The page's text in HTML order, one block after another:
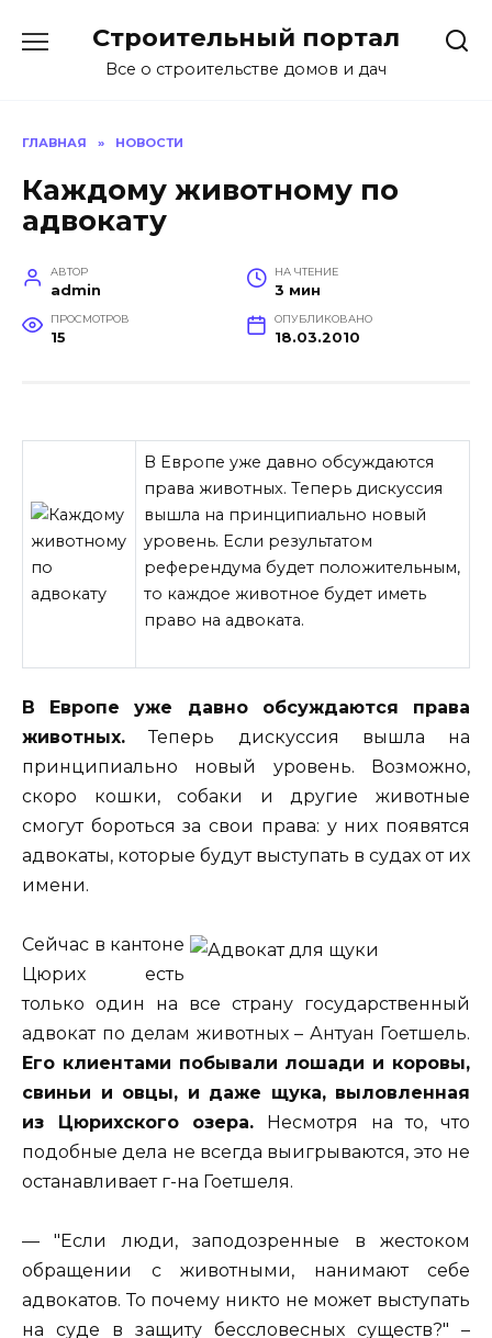
содержанию
Строительный портал
Все о строительстве домов и дач
ГЛАВНАЯ » НОВОСТИ
Каждому животному по
адвокату
АВТОР
admin
НА ЧТЕНИЕ
3 мин
ПРОСМОТРОВ
15
ОПУБЛИКОВАНО
18.03.2010
В Европе уже давно обсуждаются
права животных. Теперь дискуссия
вышла на принципиально новый
уровень. Если результатом
референдума будет положительным,
то каждое животное будет иметь
право на адвоката.
В Европе уже давно обсуждаются права
животных. Теперь дискуссия вышла на
принципиально новый уровень. Возможно,
скоро кошки, собаки и другие животные
смогутбороться за свои права: у них появятся
адвокаты, которые будут выступать в судах от их
имени.
Сейчас в кантоне
Цюрих есть
только один на все страну государственный
адвокат по делам животных – Антуан Гоетшель.
Его клиентами побывали лошади и коровы,
свиньи и овцы, и даже щука, выловленная
из Цюрихского озера. Несмотря на то, что
подобные дела не всегда выигрываются, это не
останавливает г-на Гоетшеля.
— "Если люди, заподозренные в жестоком
обращении с животными, нанимают себе
адвокатов. То почему никто не может выступать
на суде в защиту бессловесных существ?" –